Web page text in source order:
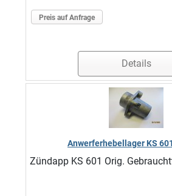
Preis auf Anfrage
Details
Anwerferhebellager KS
Zündapp KS 601 Orig.